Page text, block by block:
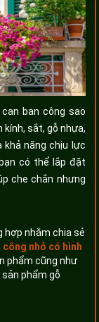
ban công sao
kính, sắt, gỗ nhựa,
khả năng chịu lực
có thể lắp đặt
che chắn nhưng
hợp nhằm chia sẻ
công nhỏ có hình
phẩm cũng như
phẩm gỗ